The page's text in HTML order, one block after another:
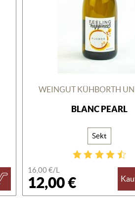
WEINGUT KÜHBORTH
BLANC PEARL
Sekt
16,00 €/L
12,00 €